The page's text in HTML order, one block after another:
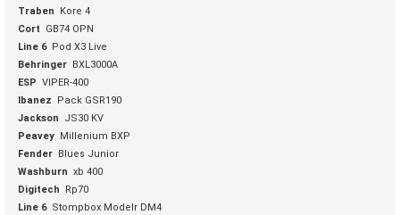
Traben
Kore 4
Cort
GB74 OPN
Line 6 Pod X3 Live
Behringer BXL3000A
ESP VIPER-400
Ibanez
Pack GSR190
Jackson
JS30 KV
Peavey Millenium BXP
Fender Blues Junior
Washburn xb 400
Digitech
Rp70
Line 6 Stompbox Modelr DM4